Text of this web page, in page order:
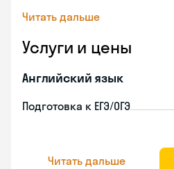
Читать дальше
Услуги и цены
Английский язык
Подготовка к ЕГЭ/ОГЭ
Читать дальше